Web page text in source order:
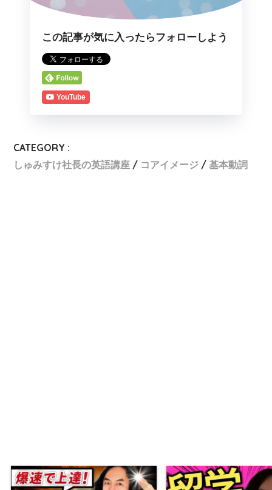
この記事が気に入ったらフォローしよう
YouTube
CATEGORY :
しゅみすけ社長の英語講座
コアイメージ 基本動詞